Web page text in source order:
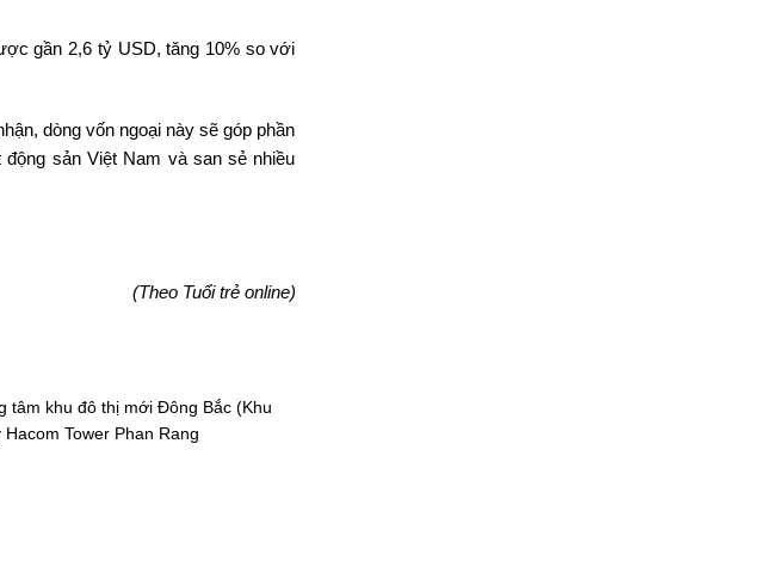
gần 2,6 tỷ USD, tăng 10% so với
dòng vốn ngoại này sẽ góp phần
sản Việt Nam và san sẻ nhiều
(Theo Tuổi trẻ online)
tâm khu đô thị mới Đông Bắc (Khu
Tower Phan Rang